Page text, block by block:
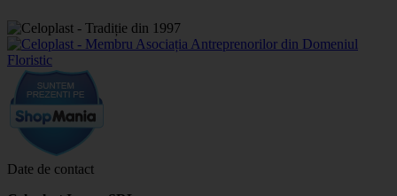
Date de contact